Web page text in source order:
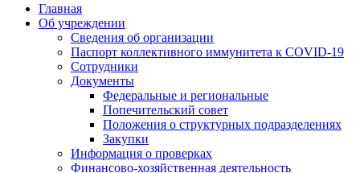
Главная
Об учреждении
Сведения об организации
Паспорт коллективного иммунитета к COVID-19
Сотрудники
Документы
Федеральные и региональные
Попечительский совет
Положения о структурных подразделениях
Закупки
Информация о проверках
Финансово-хозяйственная деятельность